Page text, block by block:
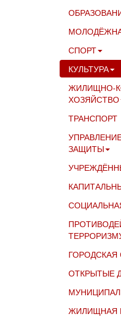
СПОРТ
КУЛЬТУРА
ЖИЛИЩНО-
ХОЗЯЙСТВО
ТРАНСПОРТ
ЗАЩИТЫ
ГОРОДСКАЯ
ОТКРЫТЫЕ
ЖИЛИЩНАЯ